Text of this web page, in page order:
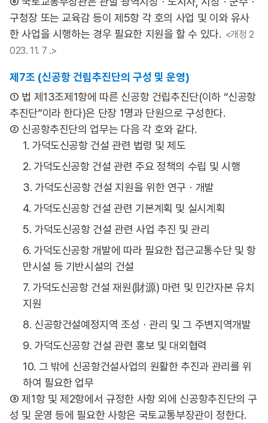
구청장 또는 교육감 등이 제5항 각 호의 사업 및 이와 유사
한 사업을 시행하는 경우 필요한 지원을 할 수 있다. <개정 2
023. 11. 7 .>
제7조 (신공항 건립추진단의 구성 및 운영)
① 법 제13조제1항에 따른 신공항 건립추진단(이하 “신공항
추진단”이라 한다)은 단장 1명과 단원으로 구성한다.
② 신공항추진단의 업무는 다음 각 호와 같다.
1. 가덕도신공항 건설 관련 법령 및 제도
2. 가덕도신공항 건설 관련 주요 정책의 수립 및 시행
3. 가덕도신공항 건설 지원을 위한 연구ㆍ개발
4. 가덕도신공항 건설 관련 기본계획 및 실시계획
5. 가덕도신공항 건설 관련 사업 추진 및 관리
6. 가덕도신공항 개발에 따라 필요한 접근교통수단 및 항
만시설 등 기반시설의 건설
7. 가덕도신공항 건설 재원(財源) 마련 및 민간자본 유치
지원
8. 신공항건설예정지역 조성ㆍ관리 및 그 주변지역개발
9. 가덕도신공항 건설 관련 홍보 및 대외협력
10. 그 밖에 신공항건설사업의 원활한 추진과 관리를 위
하여 필요한 업무
③ 제1항 및 제2항에서 규정한 사항 외에 신공항추진단의 구
성 및 운영 등에 필요한 사항은 국토교통부장관이 정한다.